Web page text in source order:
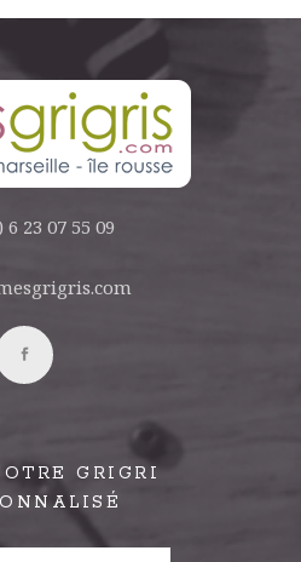
6 23 07 55 09
GRIGRI